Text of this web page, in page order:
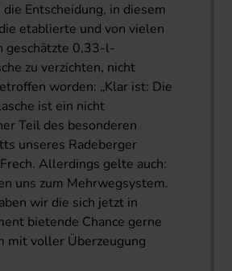
Entscheidung, in diesem
etablierte und von vielen
geschätzte 0,33-l-
zu verzichten, nicht
worden: „Klar ist: Die
ist ein nicht
Teil des besonderen
unseres Radeberger
Allerdings gelte auch:
uns zum Mehrwegsystem.
wir die sich jetzt in
bietende Chance gerne
mit voller Überzeugung